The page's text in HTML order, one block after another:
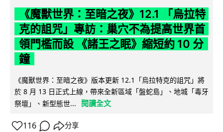
《魔獸世界：至暗之夜》12.1 「烏拉特
克的詛咒」專訪：巢穴不為提高世界首
領門檻而設 《諸王之眠》縮短約 10 分
鐘
《魔獸世界：至暗之夜》版本更新 12.1「烏拉特克的詛咒」將
於 8 月 13 日正式上線，帶來全新區域「盤蛇島」、地城「毒牙
祭壇」、新型態世...
閱讀全文
116 分享